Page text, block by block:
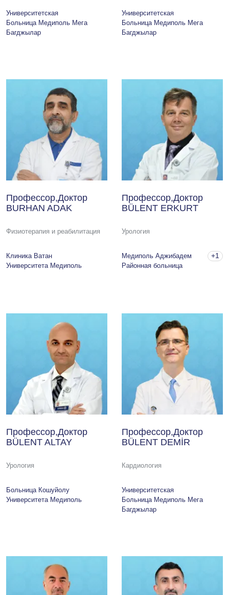
Университетская
Больница Медиполь Мега
Багджылар
Университетская
Больница Медиполь Мега
Багджылар
Профессор,Доктор
BURHAN ADAK
Физиотерапия и реабилитация
Клиника Ватан
Университета Медиполь
Профессор,Доктор
BÜLENT ERKURT
Урология
Медиполь Аджибадем
Районная больница
+1
Профессор,Доктор
BÜLENT ALTAY
Урология
Больница Кошуйолу
Университета Медиполь
Профессор,Доктор
BÜLENT DEMİR
Кардиология
Университетская
Больница Медиполь Мега
Багджылар